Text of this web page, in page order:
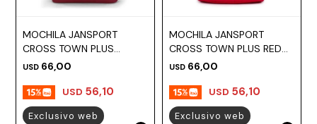
MOCHILA JANSPORT
CROSS TOWN PLUS
RUSSET RED
USD 66,00
USD 56,10
Exclusivo web
MOCHILA JANSPORT
CROSS TOWN PLUS RED
TAPE
USD 66,00
USD 56,10
Exclusivo web